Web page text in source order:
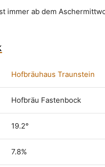
immer ab dem
Hofbräuhaus Traunstein
Hofbräu Fastenbock
19.2°
7.8%